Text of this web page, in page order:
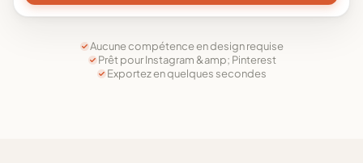
Aucune compétence en design requise
Prêt pour Instagram &amp; Pinterest
Exportez en quelques secondes